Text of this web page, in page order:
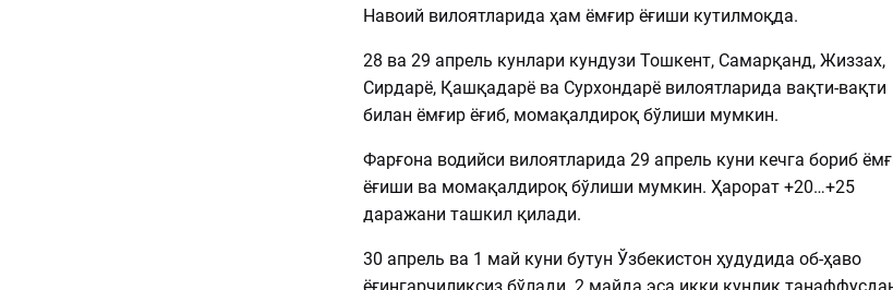
Навоий вилоятларида ҳам ёмғир ёғиши кутилмоқда.
28 ва 29 апрель кунлари кундузи Тошкент, Самарқанд, Жиззах,
Сирдарё, Қашқадарё ва Сурхондарё вилоятларида вақти-вақти
билан ёмғир ёғиб, момақалдироқ бўлиши мумкин.
Фарғона водийси вилоятларида 29 апрель куни кечга бориб
ёғиши ва момақалдироқ бўлиши мумкин. Ҳарорат +20…+25
даражани ташкил қилади.
30 апрель ва 1 май куни бутун Ўзбекистон ҳудудида об-ҳаво